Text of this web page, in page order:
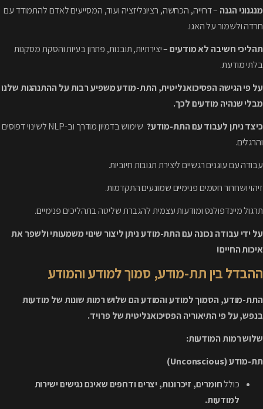
מנגנוני הגנה – דחייה, הכחשה, רציונליזציה ועוד, המסייעים לאדם להתמודד עם
חרדה ולשמור על האגו.
תהליכי חשיבה לא מודעים– יצירתיות, תובנות, פתרון בעיות והסקת מסקנות
בלתי מודעת.
על פי הגישה הפסיכואנליטית, התת-מודע משפיע רבות על ההתנהגות שלנו
מבלי שנהיה מודעים לכך.
כיצד ניתן לעבוד עם התת-מודע?
שימוש בדמיון מודרך וב-NLP לשינוי דפוסים
והרגלים.
עבודה עם עוגנים רגשיים ליצירת תגובות חיוביות.
זיהוי ושחרור חסמים פנימיים שמונעים התקדמות.
תרגול מיינדפולנס ומודעות עצמית להגברת שליטה בתהליכים פנימיים.
על ידי עבודה נכונה עם התת-מודע ניתן ליצור שינוי משמעותי ולשפר את
איכות החיים!
ההבדל בין תת-מודע, סמוך למודע והמודע
התת-מודע, הסמוך למודע והמודע הם שלוש רמות שונות של מודעות
בנפש, על פי התיאוריה הפסיכואנליטית של פרויד.
שלוש רמות המודעות:
תת-מודע (Unconscious)
כוללחומרים, זיכרונות, יצרים ודחפים שאינם נגישים ישירות
למודעות.